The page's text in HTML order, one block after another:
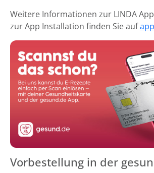
Weitere Informationen zur LINDA
zur App Installation finden Sie auf
Vorbestellung in der